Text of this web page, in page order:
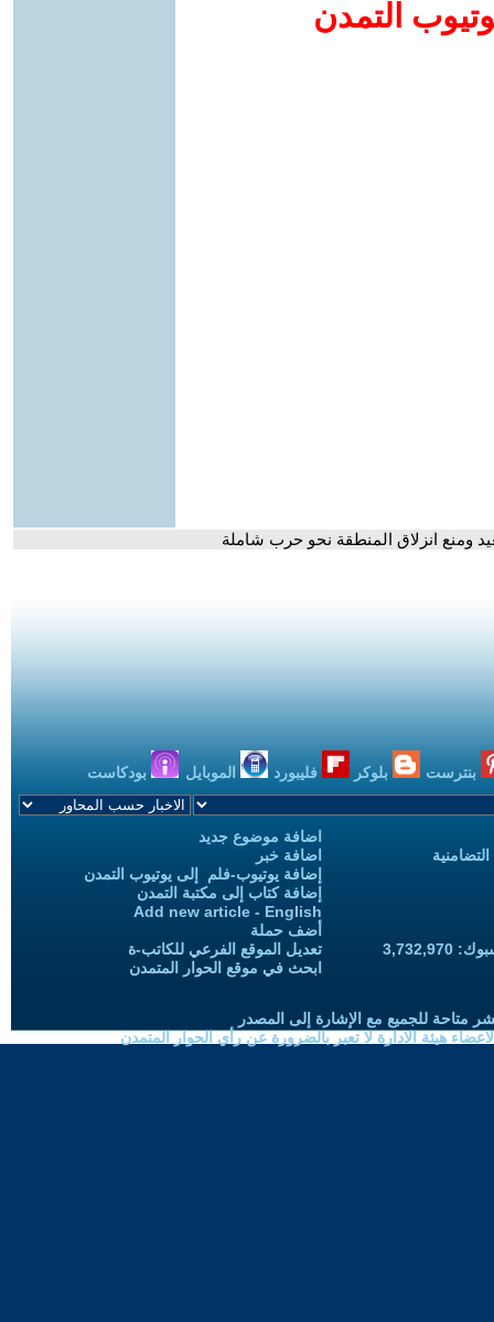
التمدن
ومنع انزلاق المنطقة نحو حرب شاملة
بنترست بلوكر فليبورد الموبايل بودكاست
اضافة موضوع جديد
اضافة خبر
إضافة يوتيوب-فلم إلى يوتيوب التمدن
إضافة كتاب إلى مكتبة التمدن
Add new article - English
أضف حملة
تعديل الموقع الفرعي للكاتب-ة
ابحث في موقع الحوار المتمدن
متاحة للجميع مع الإشارة إلى المصدر
هيئة الادارة لا تعبر بالضرورة عن رأي الحوار المتمدن